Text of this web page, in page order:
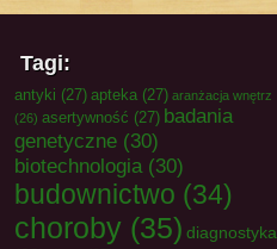
Tagi:
antyki (27) apteka (27) aranżacja wnętrz
(26) asertywność (27) badania
genetyczne (30)
biotechnologia(30)
budownictwo (34)
choroby (35) diagnostyka